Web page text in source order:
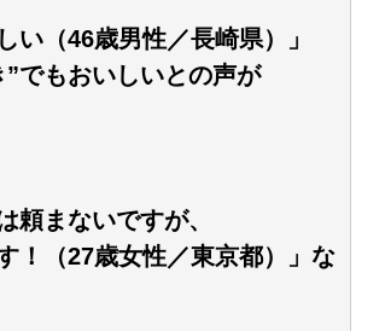
（46歳男性／長崎県）」
でもおいしいとの声が
頼まないですが、
！（27歳女性／東京都）」な